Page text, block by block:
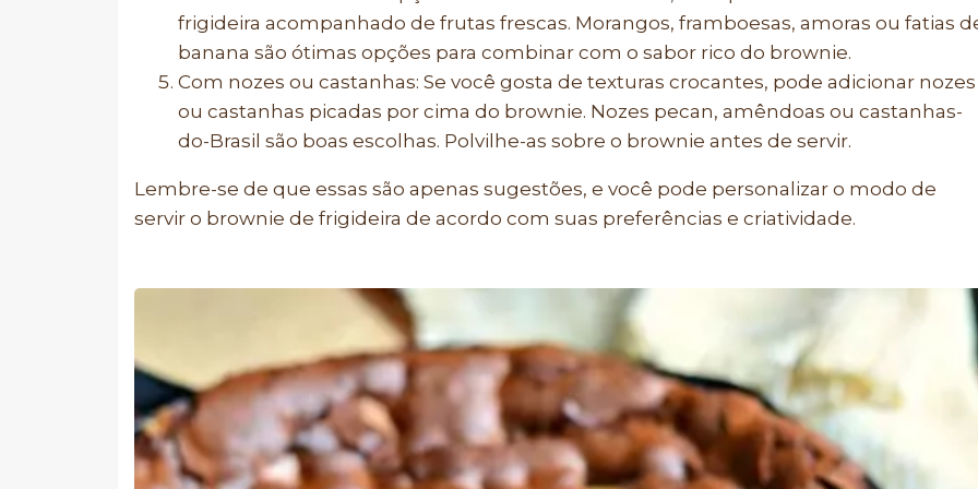
frigideira acompanhado de frutas frescas. Morangos, framboesas, amoras ou fatias
banana são ótimas opções para combinar com o sabor rico do brownie.
Com nozes ou castanhas: Se você gosta de texturas crocantes, pode adicionar nozes
ou castanhas picadas por cima do brownie. Nozes pecan, amêndoas ou castanhas-
do-Brasil são boas escolhas. Polvilhe-as sobre o brownie antes de servir.
Lembre-se de que essas são apenas sugestões, e você pode personalizar o modo de
servir o brownie de frigideira de acordo com suas preferências e criatividade.